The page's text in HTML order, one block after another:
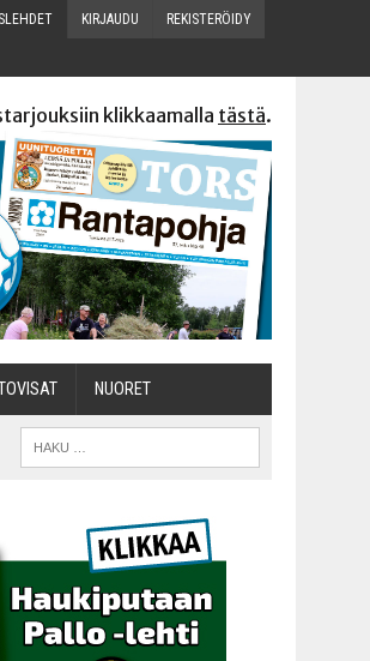
KIR­JAU­DU REKIS­TE­RÖI­DY
klikkaamalla tästä.
NUO­RET